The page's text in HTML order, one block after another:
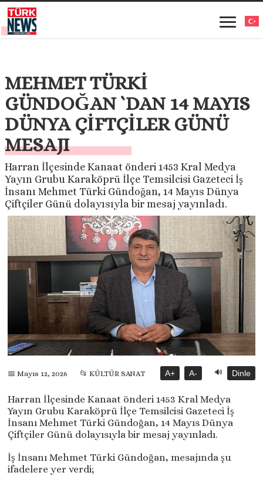
MEHMET TÜRKİ
GÜNDOĞAN `DAN 14 MAYIS
DÜNYA ÇİFTÇİLER GÜNÜ
MESAJI
Harran İlçesinde Kanaat önderi 1453 Kral Medya
Yayın Grubu Karaköprü İlçe Temsilcisi Gazeteci İş
İnsanı Mehmet Türki Gündoğan, 14 Mayıs Dünya
Çiftçiler Günü dolayısıyla bir mesaj yayınladı.
📅 Mayıs 12, 2026 📂 KÜLTÜR SANAT A+ A- 🔊 Dinle
Harran İlçesinde Kanaat önderi 1453 Kral Medya
Yayın Grubu Karaköprü İlçe Temsilcisi Gazeteci İş
İnsanı Mehmet Türki Gündoğan, 14 Mayıs Dünya
Çiftçiler Günü dolayısıyla bir mesaj yayınladı.
İş İnsanı Mehmet Türki Gündoğan, mesajında şu
ifadelere yer verdi;